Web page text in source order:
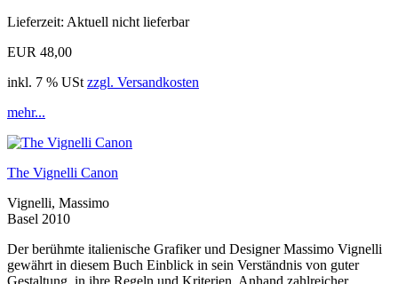
Lieferzeit: Aktuell nicht lieferbar
EUR 48,00
inkl. 7 % USt zzgl. Versandkosten
mehr...
The Vignelli Canon
Vignelli, Massimo
Basel 2010
Der berühmte italienische Grafiker und Designer Massimo Vignelli
gewährt in diesem Buch Einblick in sein Verständnis von guter
Gestaltung, in ihre Regeln und Kriterien. Anhand zahlreicher